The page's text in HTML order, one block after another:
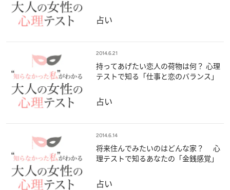
占い
2014.6.21
持ってあげたい恋人の荷物は何？ 心理
テストで知る「仕事と恋のバランス」
占い
2014.6.14
将来住んでみたいのはどんな家？ 心
理テストで知るあなたの「金銭感覚」
占い